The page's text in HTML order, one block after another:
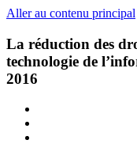
Aller au contenu principal
La réduction des
technologie de
2016